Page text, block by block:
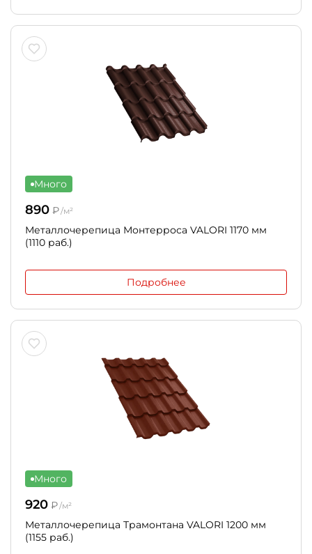
Много
890 ₽/м²
Металлочерепица Монтерроса VALORI 1170 мм
(1110 раб.)
Подробнее
Много
920 ₽/м²
Металлочерепица Трамонтана VALORI 1200 мм
(1155 раб.)